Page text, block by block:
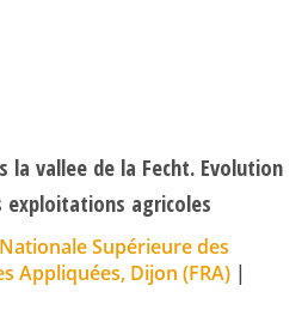
la vallee de la Fecht. Evolution
agricoles
Supérieure des
Appliquées, Dijon (FRA) |